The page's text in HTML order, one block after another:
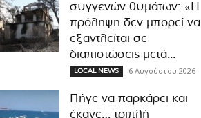
συγγενών θυμάτων: «Η
πρόληψη δεν μπορεί να
εξαντλείται σε
διαπιστώσεις μετά...
LOCAL NEWS 6 Αυγούστου 2026
Πήγε να παρκάρει και
έκανε… τριπλή